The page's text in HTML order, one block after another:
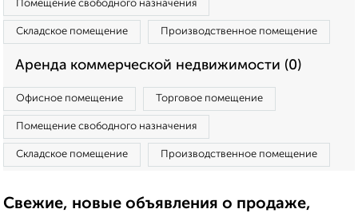
Помещение свободного назначения
Складское помещение Производственное помещение
Аренда коммерческой недвижимости (0)
Офисное помещение Торговое помещение
Помещение свободного назначения
Складское помещение Производственное помещение
Свежие, новые объявления о продаже,